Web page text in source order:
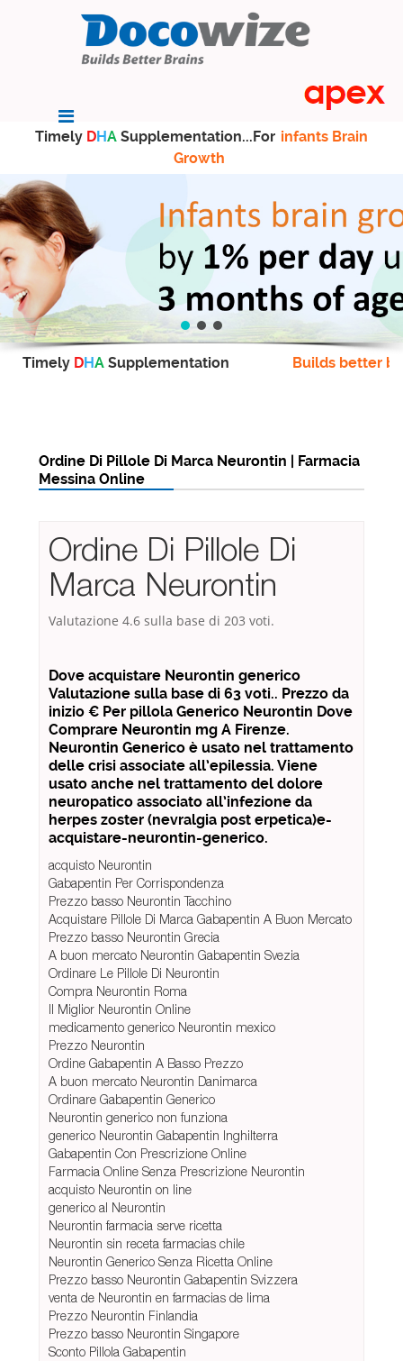
Timely DHA Supplementation...For infants Brain
Growth
Timely DHA Supplementation Builds better
Ordine Di Pillole Di Marca Neurontin | Farmacia
Messina Online
Ordine Di Pillole Di
Marca Neurontin
Valutazione 4.6 sulla base di 203 voti.
Dove acquistare Neurontin generico
Valutazione sulla base di 63 voti.. Prezzo da
inizio € Per pillola Generico Neurontin Dove
Comprare Neurontin mg A Firenze.
Neurontin Generico è usato nel trattamento
delle crisi associate all’epilessia. Viene
usato anche nel trattamento del dolore
neuropatico associato all’infezione da
herpes zoster (nevralgia post erpetica)e-
acquistare-neurontin-generico.
acquisto Neurontin
Gabapentin Per Corrispondenza
Prezzo basso Neurontin Tacchino
Acquistare Pillole Di Marca Gabapentin A Buon Mercato
Prezzo basso Neurontin Grecia
A buon mercato Neurontin Gabapentin Svezia
Ordinare Le Pillole Di Neurontin
Compra Neurontin Roma
Il Miglior Neurontin Online
medicamento generico Neurontin mexico
Prezzo Neurontin
Ordine Gabapentin A Basso Prezzo
A buon mercato Neurontin Danimarca
Ordinare Gabapentin Generico
Neurontin generico non funziona
generico Neurontin Gabapentin Inghilterra
Gabapentin Con Prescrizione Online
Farmacia Online Senza Prescrizione Neurontin
acquisto Neurontin on line
generico al Neurontin
Neurontin farmacia serve ricetta
Neurontin sin receta farmacias chile
Neurontin Generico Senza Ricetta Online
Prezzo basso Neurontin Gabapentin Svizzera
venta de Neurontin en farmacias de lima
Prezzo Neurontin Finlandia
Prezzo basso Neurontin Singapore
Sconto Pillola Gabapentin